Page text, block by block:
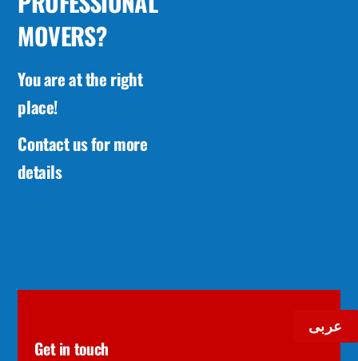
MOVERS?
You are at the right
place!
Contact us for more
details
Get in touch
عربى